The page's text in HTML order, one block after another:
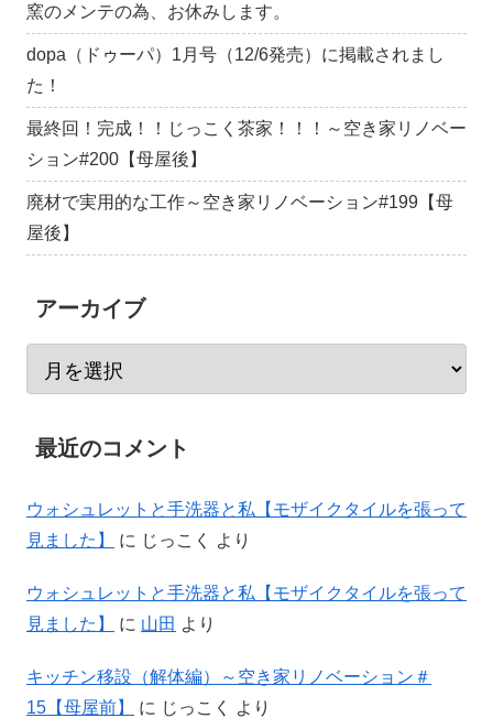
窯のメンテの為、お休みします。
dopa（ドゥーパ）1月号（12/6発売）に掲載されまし
た！
最終回！完成！！じっこく茶家！！！～空き家リノベー
ション#200【母屋後】
廃材で実用的な工作～空き家リノベーション#199【母
屋後】
アーカイブ
最近のコメント
ウォシュレットと手洗器と私【モザイクタイルを張って
見ました】
に じっこく より
ウォシュレットと手洗器と私【モザイクタイルを張って
見ました】
に 山田 より
キッチン移設（解体編）～空き家リノベーション＃
15【母屋前】
に じっこく より